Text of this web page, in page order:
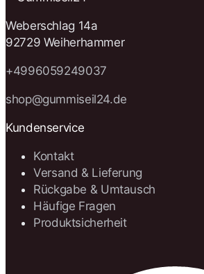
Weberschlag 14a
92729 Weiherhammer
+4996059249037
shop@gummiseil24.de
Kundenservice
Kontakt
Versand & Lieferung
Rückgabe & Umtausch
Häufige Fragen
Produktsicherheit